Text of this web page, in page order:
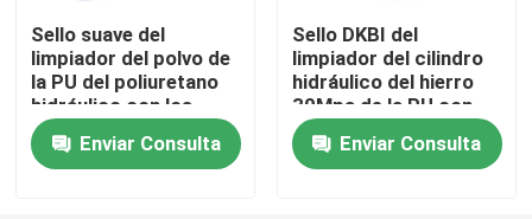
equipo del sello del jcb
Equipo del sello de KOMATSU
Sello suave del
limpiador del polvo de
la PU del poliuretano
hidráulico con los
dientes
Enviar Consulta
Sello DKBI del
limpiador del cilindro
hidráulico del hierro
30Mpa de la PU con
color azul
Enviar Consulta